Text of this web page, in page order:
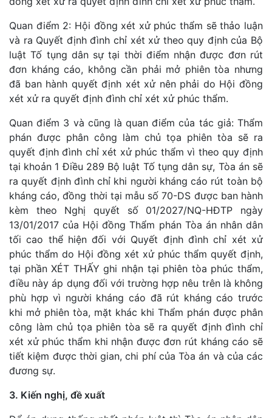
Quan điểm 2: Hội đồng xét xử phúc thẩm sẽ thảo luận
và ra Quyết định đình chỉ xét xử theo quy định của Bộ
luật Tố tụng dân sự tại thời điểm nhận được đơn rút
đơn kháng cáo, không cần phải mở phiên tòa nhưng
đã ban hành quyết định xét xử nên phải do Hội đồng
xét xử ra quyết định đình chỉ xét xử phúc thẩm.
Quan điểm 3 và cũng là quan điểm của tác giả: Thẩm
phán được phân công làm chủ tọa phiên tòa sẽ ra
quyết định đình chỉ xét xử phúc thẩm vì theo quy định
tại khoản 1 Điều 289 Bộ luật Tố tụng dân sự, Tòa án sẽ
ra quyết định đình chỉ khi người kháng cáo rút toàn bộ
kháng cáo, đồng thời tại mẫu số 70-DS được ban hành
kèm theo Nghị quyết số 01/2027/NQ-HĐTP ngày
13/01/2017 của Hội đồng Thẩm phán Tòa án nhân dân
tối cao thể hiện đối với Quyết định đình chỉ xét xử
phúc thẩm do Hội đồng xét xử phúc thẩm quyết định,
tại phần XÉT THẤY ghi nhận tại phiên tòa phúc thẩm,
điều này áp dụng đối với trường hợp nêu trên là không
phù hợp vì người kháng cáo đã rút kháng cáo trước
khi mở phiên tòa, mặt khác khi Thẩm phán được phân
công làm chủ tọa phiên tòa sẽ ra quyết định đình chỉ
xét xử phúc thẩm khi nhận được đơn rút kháng cáo sẽ
tiết kiệm được thời gian, chi phí của Tòa án và của các
đương sự.
3. Kiến nghị, đề xuất